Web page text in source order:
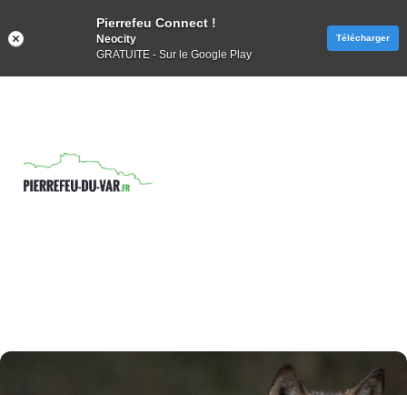
Pierrefeu Connect !
Neocity
GRATUITE - Sur le Google Play
Télécharger